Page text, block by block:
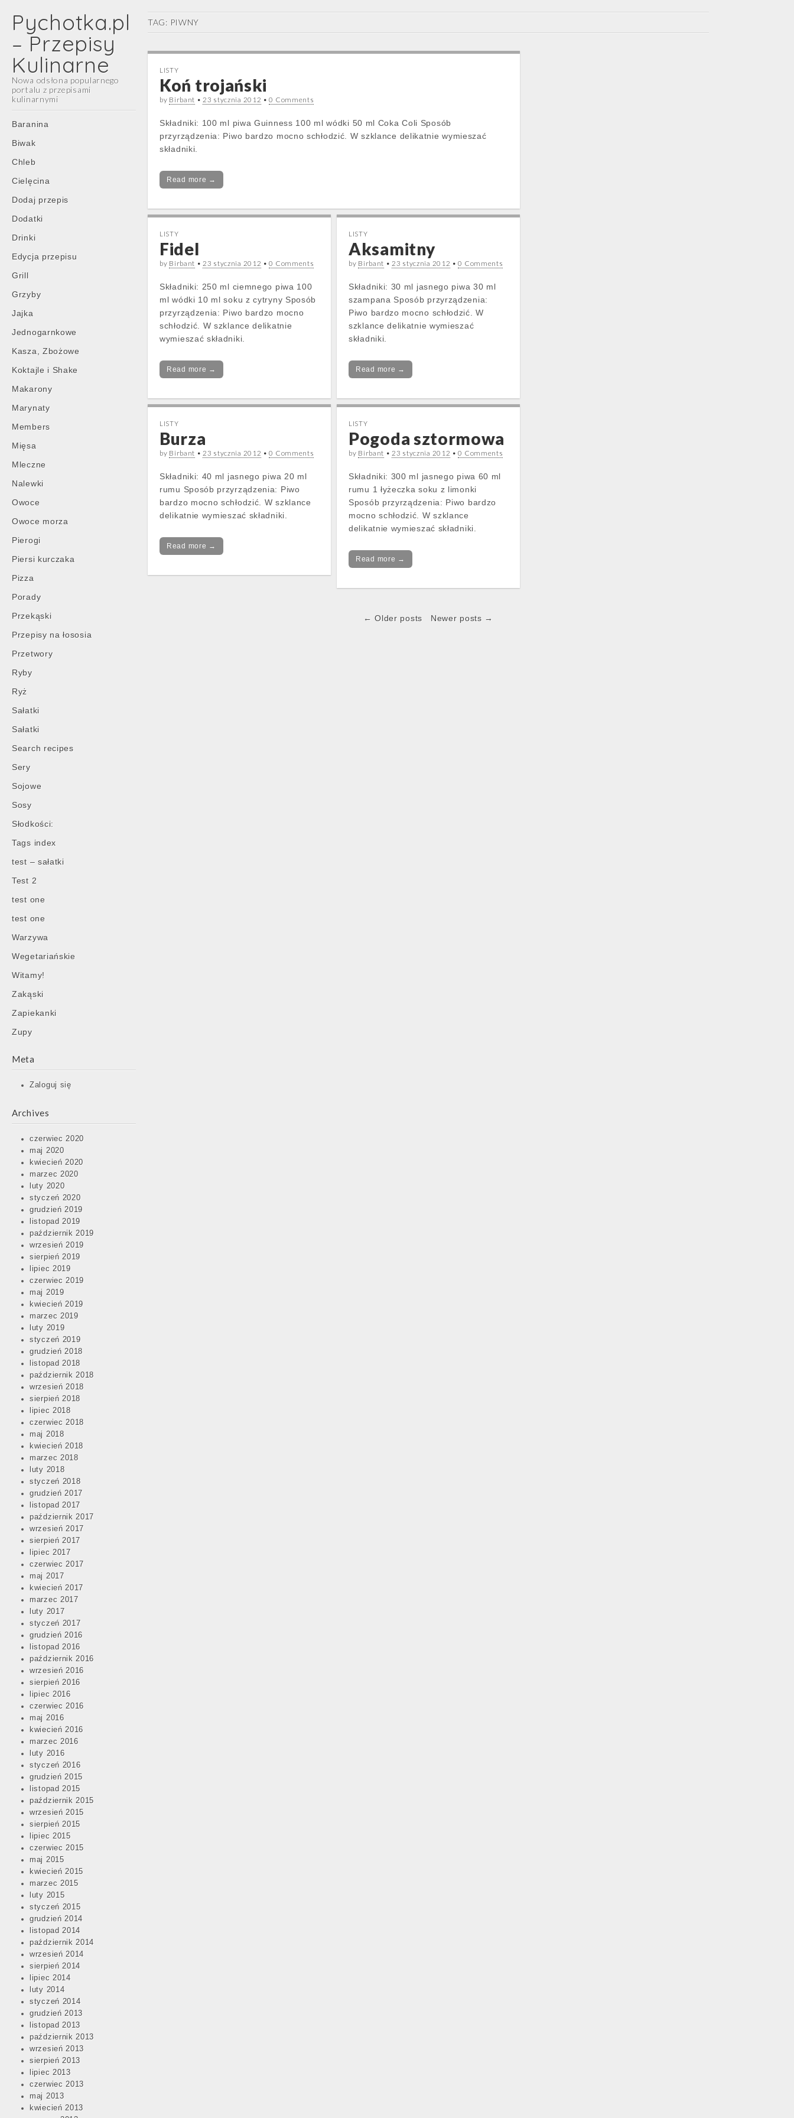
Pychotka.pl
– Przepisy
Kulinarne
Nowa odsłona popularnego
portalu z przepisami
kulinarnymi
Main
menu
Skip
content
Baranina
Biwak
Chleb
Cielęcina
Dodaj przepis
Dodatki
Drinki
Edycja przepisu
Grill
Grzyby
Jajka
Jednogarnkowe
Kasza, Zbożowe
Koktajle i Shake
Makarony
Marynaty
Members
Mięsa
Mleczne
Nalewki
Owoce
Owoce morza
Pierogi
Piersi kurczaka
Pizza
Porady
Przekąski
Przepisy na łososia
Przetwory
Ryby
Ryż
Sałatki
Sałatki
Search recipes
Sery
Sojowe
Sosy
Słodkości:
Tags index
test – sałatki
Test 2
test one
test one
Warzywa
Wegetariańskie
Witamy!
Zakąski
Zapiekanki
Zupy
Meta
Zaloguj się
Archives
czerwiec 2020
maj 2020
kwiecień 2020
marzec 2020
luty 2020
styczeń 2020
grudzień 2019
listopad 2019
październik 2019
wrzesień 2019
sierpień 2019
lipiec 2019
czerwiec 2019
maj 2019
kwiecień 2019
marzec 2019
luty 2019
styczeń 2019
grudzień 2018
listopad 2018
październik 2018
wrzesień 2018
sierpień 2018
lipiec 2018
czerwiec 2018
maj 2018
kwiecień 2018
marzec 2018
luty 2018
styczeń 2018
grudzień 2017
listopad 2017
październik 2017
wrzesień 2017
sierpień 2017
lipiec 2017
czerwiec 2017
maj 2017
kwiecień 2017
marzec 2017
luty 2017
styczeń 2017
grudzień 2016
listopad 2016
październik 2016
wrzesień 2016
sierpień 2016
lipiec 2016
czerwiec 2016
maj 2016
kwiecień 2016
marzec 2016
luty 2016
styczeń 2016
grudzień 2015
listopad 2015
październik 2015
wrzesień 2015
sierpień 2015
lipiec 2015
czerwiec 2015
maj 2015
kwiecień 2015
marzec 2015
luty 2015
styczeń 2015
grudzień 2014
listopad 2014
październik 2014
wrzesień 2014
sierpień 2014
lipiec 2014
luty 2014
styczeń 2014
grudzień 2013
listopad 2013
październik 2013
wrzesień 2013
sierpień 2013
lipiec 2013
czerwiec 2013
maj 2013
kwiecień 2013
TAG: PIWNY
LISTY
Koń trojański
by Birbant •23 stycznia 2012 •0 Comments
Składniki: 100 ml piwa Guinness 100 ml wódki 50 ml Coka Coli Sposób
przyrządzenia: Piwo bardzo mocno schłodzić. W szklance delikatnie wymieszać
składniki.
Read more →
LISTY
Fidel
by Birbant •23 stycznia 2012 •0 Comments
Składniki: 250 ml ciemnego piwa 100
ml wódki 10 ml soku z cytryny Sposób
przyrządzenia: Piwo bardzo mocno
schłodzić. W szklance delikatnie
wymieszać składniki.
Read more →
LISTY
Aksamitny
by Birbant •23 stycznia 2012 •0 Comments
Składniki: 30 ml jasnego piwa 30 ml
szampana Sposób przyrządzenia:
Piwo bardzo mocno schłodzić. W
szklance delikatnie wymieszać
składniki.
Read more →
LISTY
Burza
by Birbant •23 stycznia 2012 •0 Comments
Składniki: 40 ml jasnego piwa 20 ml
rumu Sposób przyrządzenia: Piwo
bardzo mocno schłodzić. W szklance
delikatnie wymieszać składniki.
Read more →
LISTY
Pogoda sztormowa
by Birbant •23 stycznia 2012 •0 Comments
Składniki: 300 ml jasnego piwa 60 ml
rumu 1 łyżeczka soku z limonki
Sposób przyrządzenia: Piwo bardzo
mocno schłodzić. W szklance
delikatnie wymieszać składniki.
Read more →
← Older posts Newer posts →